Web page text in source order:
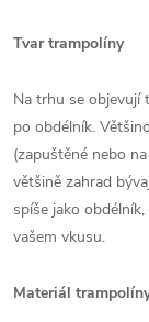
Tvar trampolíny
Na trhu se objevují
po obdélník.
(zapuštěné nebo
většině zahrad
spíše jako
vašem vkusu.
Materiál